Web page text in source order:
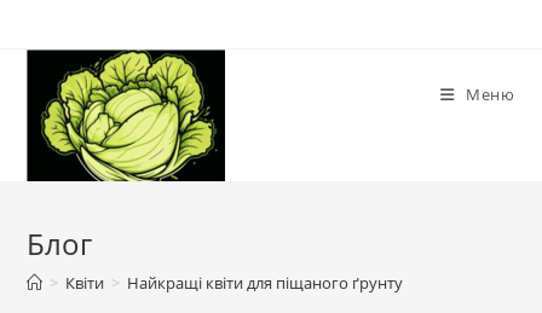
Меню
Блог
> Квіти > Найкращі квіти для піщаного ґрунту